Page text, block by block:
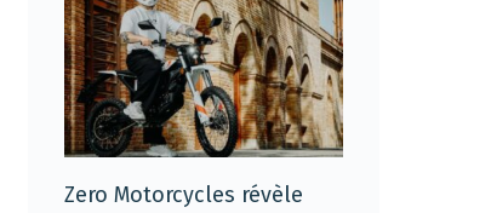
Zero Motorcycles révèle